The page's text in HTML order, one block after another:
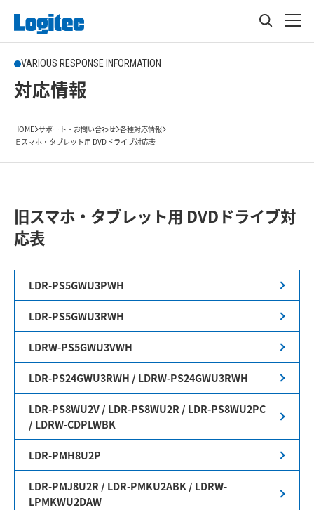
VARIOUS RESPONSE INFORMATION
対応情報
HOME サポート・お問い合わせ 各種対応情報
旧スマホ・タブレット用 DVDドライブ対応表
旧スマホ・タブレット用 DVDドライブ対
応表
LDR-PS5GWU3PWH
LDR-PS5GWU3RWH
LDRW-PS5GWU3VWH
LDR-PS24GWU3RWH / LDRW-PS24GWU3RWH
LDR-PS8WU2V / LDR-PS8WU2R / LDR-PS8WU2PC
/ LDRW-CDPLWBK
LDR-PMH8U2P
LDR-PMJ8U2R / LDR-PMKU2ABK / LDRW-
LPMKWU2DAW